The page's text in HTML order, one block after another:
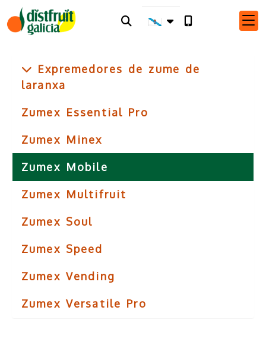
Expremedores de zume de
laranxa
Zumex Essential Pro
Zumex Minex
Zumex Mobile
Zumex Multifruit
Zumex Soul
Zumex Speed
Zumex Vending
Zumex Versatile Pro